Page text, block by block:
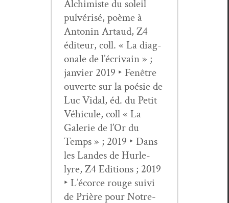
Alchimiste du soleil
pul­vérisé, poème à
Antonin Artaud, Z4
édi­teur, coll. « La diag­
o­nale de l’écrivain » ;
jan­vi­er 2019 ‣ Fenêtre
ouverte sur la poésie de
Luc Vidal, éd. du Petit
Véhicule, coll « La
Galerie de l’Or du
Temps » ; 2019 ‣ Dans
les Lan­des de Hurle-
lyre, Z4 Edi­tions ; 2019
‣ L’écorce rouge suivi
de Prière pour Notre-